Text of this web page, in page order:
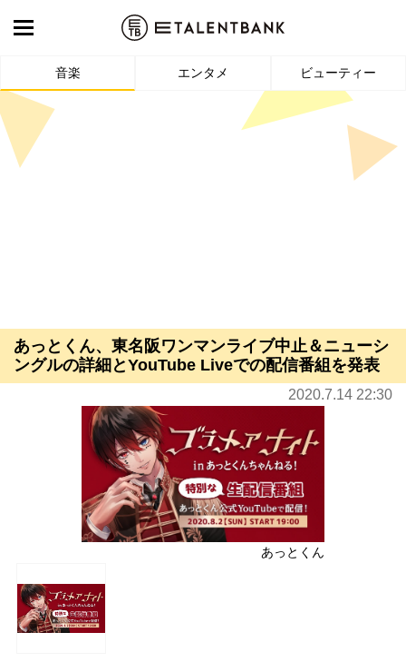
音楽 エンタメ ビューティー
あっとくん、東名阪ワンマンライブ中止＆ニューシ
ングルの詳細とYouTube Liveでの配信番組を発表
2020.7.14 22:30
あっとくん